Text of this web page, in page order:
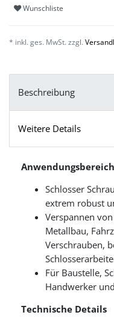
Wunschliste
* inkl. ges. MwSt. zzgl.
Beschreibung
Weitere Details
Anwendungsbereich
Schlosser
extrem robust
Verspannen
Metallbau,
Verschrauben,
Für Baustelle,
Handwerker
Technische Details